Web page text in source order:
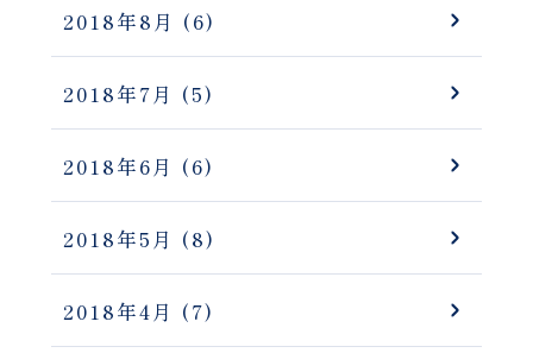
2018年8月 (6)
2018年7月 (5)
2018年6月 (6)
2018年5月 (8)
2018年4月 (7)